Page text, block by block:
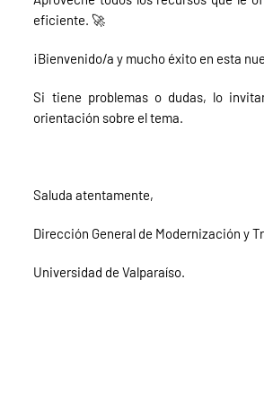
eficiente. 🚀
¡Bienvenido/a y mucho éxito en esta
Si tiene problemas o dudas, lo
orientación sobre el tema.
Saluda atentamente,
Dirección General de Modernización y
Universidad de Valparaíso.